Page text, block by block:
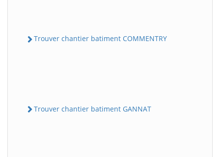
Trouver chantier batiment COMMENTRY
Trouver chantier batiment GANNAT